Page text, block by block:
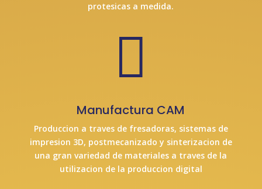
protesicas a medida.

Manufactura CAM
Produccion a traves de fresadoras, sistemas de
impresion 3D, postmecanizado y sinterizacion de
una gran variedad de materiales a traves de la
utilizacion de la produccion digital